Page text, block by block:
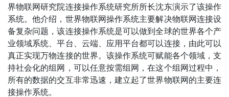
界物联网研究院连接操作系统研究所所长沈东演示了该操作
系统。他介绍，世界物联网操作系统主要解决物联网连接设
备复杂问题，该连接操作系统是可以做到全球的世界各个产
业领域系统、平台、云端、应用平台都可以连接，由此可以
真正实现万物连接的世界。该操作系统可赋能各个领域，支
持社会化的组网，可以任意按需组网，在这个组网过程中，
所有的数据的交互非常迅速，建立起了世界物联网的主要连
接操作系统。